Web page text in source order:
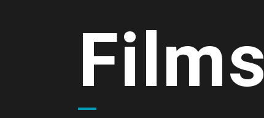
Films